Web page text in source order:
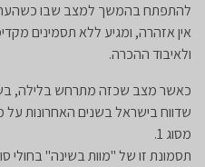
אין אזהרה, ומגיע ללא תסמינים
ולאיבוד ההכרה.
כאשר מצב שכזה מתרחש בלילה,
שדווח בישראל בשנים האחרונות על
מסוג 1.